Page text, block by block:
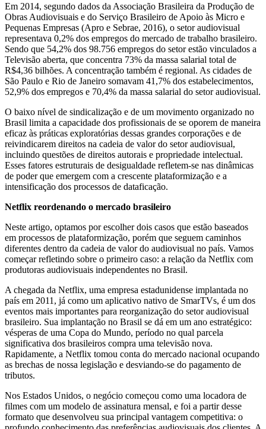
Em 2014, segundo dados da Associação Brasileira da Produção de
Obras Audiovisuais e do Serviço Brasileiro de Apoio às Micro e
Pequenas Empresas (Apro e Sebrae, 2016), o setor audiovisual
representava 0,2% dos empregos do mercado de trabalho brasileiro.
Sendo que 54,2% dos 98.756 empregos do setor estão vinculados a
Televisão aberta, que concentra 73% da massa salarial total de
R$4,36 bilhões. A concentração também é regional. As cidades de
São Paulo e Rio de Janeiro somavam 41,7% dos estabelecimentos,
52,9% dos empregos e 70,4% da massa salarial do setor audiovisual.
O baixo nível de sindicalização e de um movimento organizado no
Brasil limita a capacidade dos profissionais de se oporem de maneira
eficaz às práticas exploratórias dessas grandes corporações e de
reivindicarem direitos na cadeia de valor do setor audiovisual,
incluindo questões de direitos autorais e propriedade intelectual.
Esses fatores estruturais de desigualdade refletem-se nas dinâmicas
de poder que emergem com a crescente plataformização e a
intensificação dos processos de dataficação.
Netflix reordenando o mercado brasileiro
Neste artigo, optamos por escolher dois casos que estão baseados
em processos de plataformização, porém que seguem caminhos
diferentes dentro da cadeia de valor do audiovisual no país. Vamos
começar refletindo sobre o primeiro caso: a relação da Netflix com
produtoras audiovisuais independentes no Brasil.
A chegada da Netflix, uma empresa estadunidense implantada no
país em 2011, já como um aplicativo nativo de SmarTVs, é um dos
eventos mais importantes para reorganização do setor audiovisual
brasileiro. Sua implantação no Brasil se dá em um ano estratégico:
vésperas de uma Copa do Mundo, período no qual parcela
significativa dos brasileiros compra uma televisão nova.
Rapidamente, a Netflix tomou conta do mercado nacional ocupando
as brechas de nossa legislação e desviando-se do pagamento de
tributos.
Nos Estados Unidos, o negócio começou como uma locadora de
filmes com um modelo de assinatura mensal, e foi a partir desse
formato que desenvolveu sua principal vantagem competitiva: o